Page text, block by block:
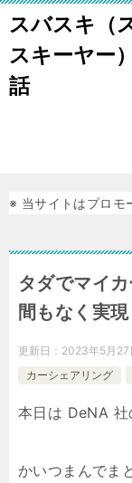
スバスキ（
スキーヤー
話
※ 当サイトはプロモ
タダでマイ
間もなく実現
更新日： 2023年5月27
カーシェアリング
本日は DeNA 社
かいつまんでま